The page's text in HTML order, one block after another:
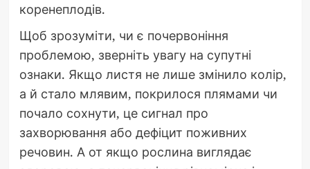
коренеплодів.
Щоб зрозуміти, чи є почервоніння
проблемою, зверніть увагу на супутні
ознаки. Якщо листя не лише змінило колір,
а й стало млявим, покрилося плямами чи
почало сохнути, це сигнал про
захворювання або дефіцит поживних
речовин. А от якщо рослина виглядає